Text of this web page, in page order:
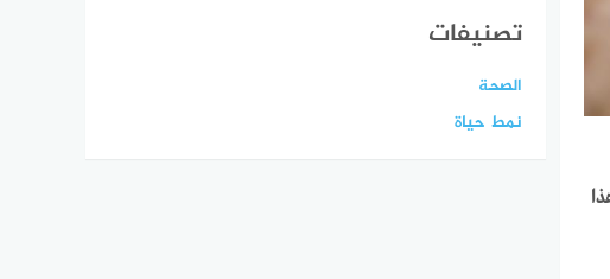
تصنيفات
الصحة
نمط حياة